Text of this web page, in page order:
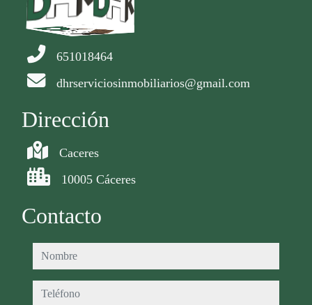
651018464
dhrserviciosinmobiliarios@gmail.com
Dirección
Caceres
10005 Cáceres
Contacto
nombre
teléfono